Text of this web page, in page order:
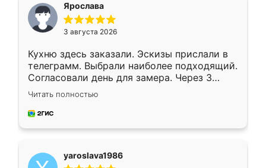
Ярослава
3 августа 2026
Кухню здесь заказали. Эскизы прислали в
телеграмм. Выбрали наиболее подходящий.
Согласовали день для замера. Через 3
недели кухня была уже готова. Остались
довольны работой. Спасибо Ренессанс
мебель за качественную работу!
Читать полностью
yaroslava1986